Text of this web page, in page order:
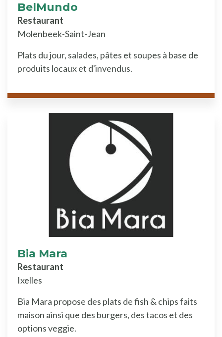
BelMundo
Restaurant
Molenbeek-Saint-Jean
Plats du jour, salades, pâtes et soupes à base de
produits locaux et d'invendus.
Bia Mara
Restaurant
Ixelles
Bia Mara propose des plats de fish & chips faits
maison ainsi que des burgers, des tacos et des
options veggie.